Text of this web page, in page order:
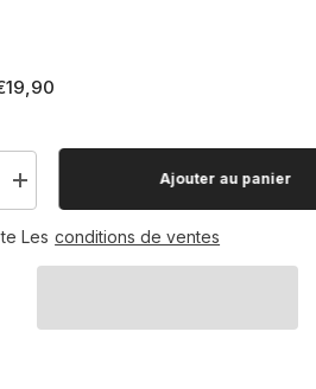
Augmenter
la
quantité
pour
Boite
Ajouter au panier
Les conditions de ventes